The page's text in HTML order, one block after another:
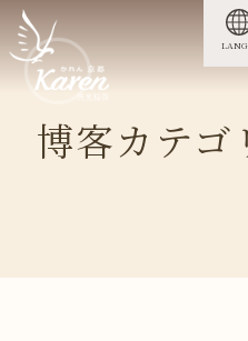
LANG
博客カテゴ